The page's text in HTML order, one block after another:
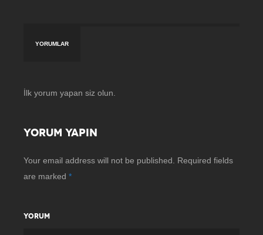
YORUMLAR
İlk yorum yapan siz olun.
YORUM YAPIN
Your email address will not be published.
Required fields
are marked *
YORUM